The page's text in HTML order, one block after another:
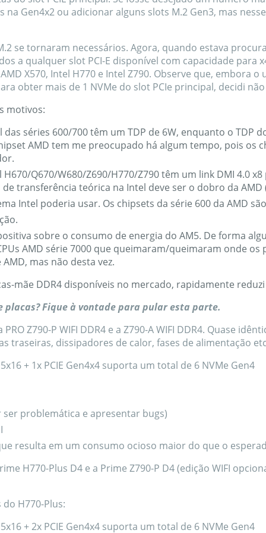
Gen4x2 ou adicionar alguns slots M.2 Gen3, mas
se tornaram necessários. Agora, quando estava
a qualquer slot PCI-E disponível com capacidade para
X570, Intel H770 e Intel Z790. Observe que, embora
obter mais de 1 NVMe do slot PCIe principal, decidi
motivos:
séries 600/700 têm um TDP de 6W, enquanto o TDP
AMD tem me preocupado há algum tempo, pois os
Q670/W680/Z690/H770/Z790 têm um link DMI 4.0 x8
de transferência teórica na Intel deve ser o dobro da AMD
Intel poderia usar. Os chipsets da série 600 da AMD
sobre o consumo de energia do AM5. De forma
AMD série 7000 que queimaram/queimaram onde os
mas não desta vez.
mãe DDR4 disponíveis no mercado, rapidamente
placas? Fique à vontade para pular esta parte.
Z790-P WIFI DDR4 e a Z790-A WIFI DDR4. Quase
traseiras, dissipadores de calor, fases de alimentação
+ 1x PCIE Gen4x4 suporta um total de 6 NVMe Gen4
ser problemática e apresentar bugs)
resulta em um consumo ocioso maior do que o
H770-Plus D4 e a Prime Z790-P D4 (edição WIFI
H770-Plus:
+ 2x PCIE Gen4x4 suporta um total de 6 NVMe Gen4